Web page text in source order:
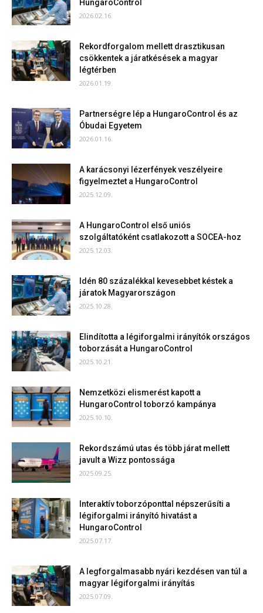
HungaroControl
2026.02.16.
Rekordforgalom mellett drasztikusan
csökkentek a járatkésések a magyar
légtérben
2026.01.19.
Partnerségre lép a HungaroControl és az
Óbudai Egyetem
2026.01.16.
A karácsonyi lézerfények veszélyeire
figyelmeztet a HungaroControl
2025.12.09.
A HungaroControl első uniós
szolgáltatóként csatlakozott a SOCEA-hoz
2025.12.03.
Idén 80 százalékkal kevesebbet késtek a
járatok Magyarországon
2025.10.28.
Elindította a légiforgalmi irányítók országos
toborzását a HungaroControl
2025.10.21.
Nemzetközi elismerést kapott a
HungaroControl toborzó kampánya
2025.10.10.
Rekordszámú utas és több járat mellett
javult a Wizz pontossága
2025.09.25.
Interaktív toborzóponttal népszerűsíti a
légiforgalmi irányító hivatást a
HungaroControl
2025.07.17.
A legforgalmasabb nyári kezdésen van túl a
magyar légiforgalmi irányítás
2025.07.09.